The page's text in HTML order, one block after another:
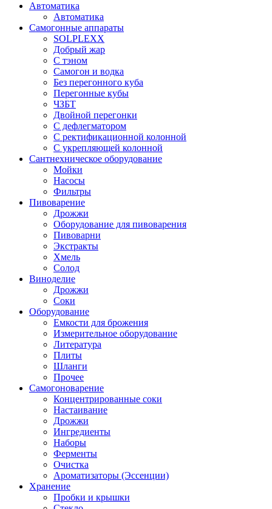
Автоматика
Автоматика
Самогонные аппараты
SOLPLEXX
Добрый жар
С тэном
Самогон и водка
Без перегонного куба
Перегонные кубы
ЧЗБТ
Двойной перегонки
С дефлегматором
С ректификационной колонной
С укрепляющей колонной
Сантнехническое оборудование
Мойки
Насосы
Фильтры
Пивоварение
Дрожжи
Оборудование для пивоварения
Пивоварни
Экстракты
Хмель
Солод
Виноделие
Дрожжи
Соки
Оборудование
Емкости для брожения
Измерительное оборудование
Литература
Плиты
Шланги
Прочее
Самогоноварение
Концентрированные соки
Настаивание
Дрожжи
Ингредиенты
Наборы
Ферменты
Очистка
Ароматизаторы (Эссенции)
Хранение
Пробки и крышки